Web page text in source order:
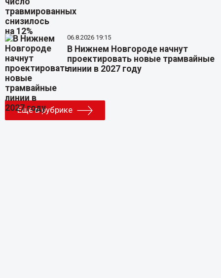
06.8.2026 19:15
В Нижнем Новгороде начнут
проектировать новые трамвайные
линии в 2027 году
Еще в рубрике